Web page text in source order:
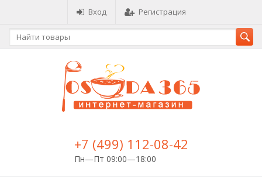
Вход Регистрация
+7 (499) 112-08-42
Пн—Пт 09:00—18:00